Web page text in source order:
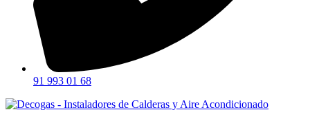
91 993 01 68